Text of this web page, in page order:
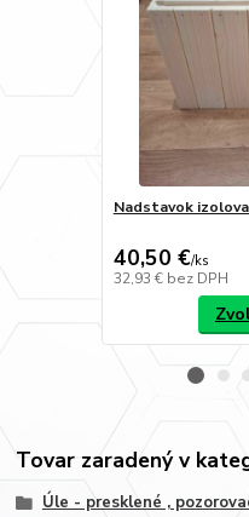
Nadstavok
40,50 €/ks
32,93 € bez DPH
Tovar zaradený v
Úle - presklené ,